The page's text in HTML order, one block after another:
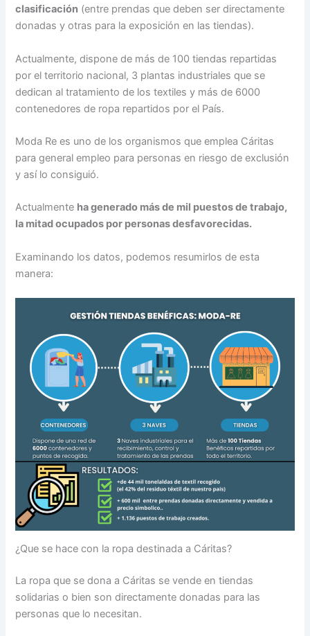
clasificación (entre prendas que deben ser directamente
donadas y otras para la exposición en las tiendas).
Actualmente, dispone de más de 100 tiendas repartidas
por el territorio nacional, 3 plantas industriales que se
dedican al tratamiento de los textiles y más de 6000
contenedores de ropa repartidos por el País.
Moda Re es uno de los organismos que emplea Cáritas
para general empleo para personas en riesgo de exclusión
y así lo consiguió.
Actualmente ha generado más de mil puestos de trabajo,
la mitad ocupados por personas desfavorecidas.
Examinando los datos, podemos resumirlos de esta
manera:
¿Que se hace con la ropa destinada a Cáritas?
La ropa que se dona a Cáritas se vende en tiendas
solidarias o bien son directamente donadas para las
personas que lo necesitan.